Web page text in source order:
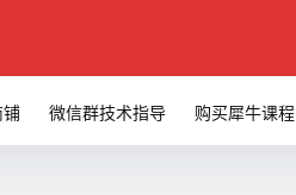
铺 微信群技术指导 购买犀牛课程